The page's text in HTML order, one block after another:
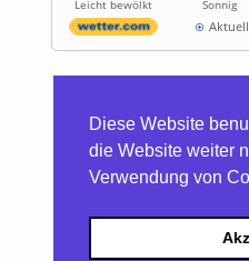
Leicht bewölkt
Sonnig
Satzung/
Diese Website
die Website weiter
Verwendung von